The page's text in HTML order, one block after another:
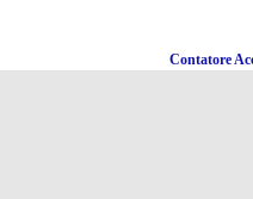
Contatore